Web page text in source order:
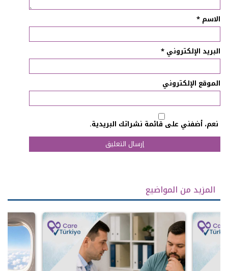
الاسم *
البريد الإلكتروني *
الموقع الإلكتروني
نعم، أضفني على قائمة نشراتك البريدية.
المزيد من المواضيع